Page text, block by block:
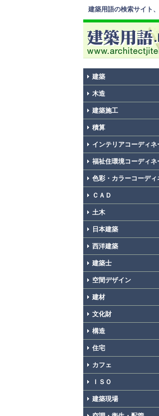
建築用語の検索サイト
建築
木造
建築施工
積算
インテリアコーディネ
福祉住環境コーディネ
色彩・カラーコーディ
ＣＡＤ
土木
日本建築
西洋建築
建築士
空間デザイン
建材
文化財
構造
住宅
カフェ
ＩＳＯ
建築現場